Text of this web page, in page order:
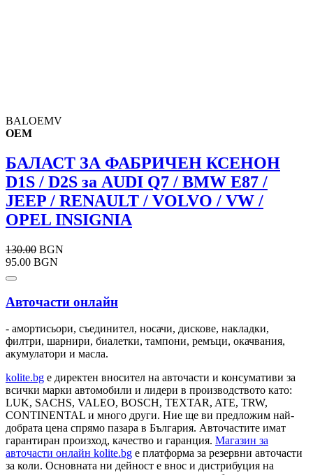
BALOEMV
OEM
БАЛАСТ ЗА ФАБРИЧЕН КСЕНОН
D1S / D2S за AUDI Q7 / BMW E87 /
JEEP / RENAULT / VOLVO / VW /
OPEL INSIGNIA
130.00 BGN
95.00 BGN
Авточасти онлайн
- амортисьори, съединител, носачи, дискове, накладки,
филтри, шарнири, биалетки, тампони, ремъци, окачвания,
акумулатори и масла.
kolite.bg e директен вносител на авточасти и консумативи за
всички марки автомобили и лидери в производството като:
LUK, SACHS, VALEO, BOSCH, TEXTAR, ATE, TRW,
CONTINENTAL и много други. Ние ще ви предложим най-
добрата цена спрямо пазара в България. Авточастите имат
гарантиран произход, качество и гаранция. Магазин за
авточасти онлайн kolite.bg е платформа за резервни авточасти
за коли. Основната ни дейност е внос и дистрибуция на